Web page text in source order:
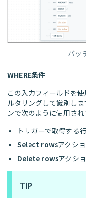
バッ
WHERE条件
この入力フィールドを
ルタリングして識別し
ンで次のように使用され
トリガーで取得する
Select rowsアクシ
Delete rowsアクシ
TIP